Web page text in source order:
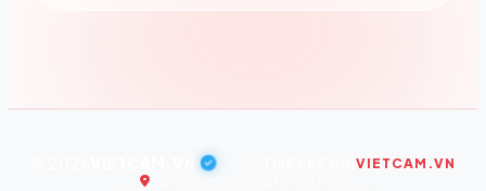
VIETCAM.VN
Trụ sở: Bình Dương, Hồ Chí Minh